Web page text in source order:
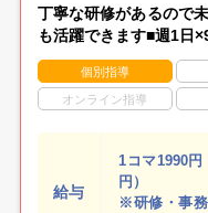
丁寧な研修があるので
も活躍できます■週1日
個別指導
オンライン指導
給与
1コマ1990
円）
※研修・事